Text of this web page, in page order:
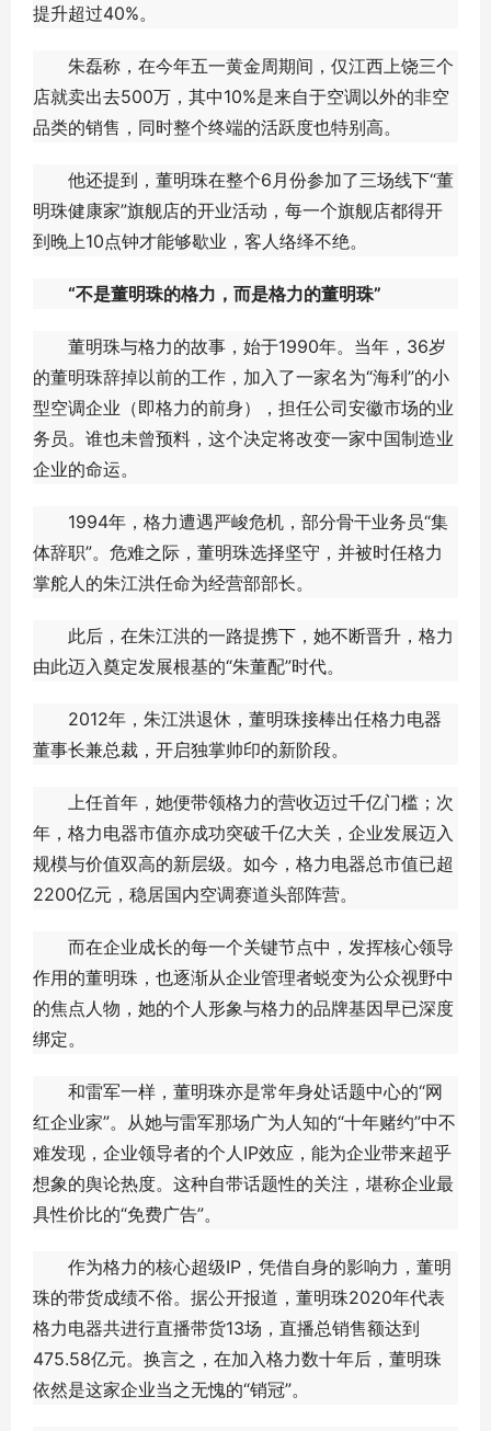
提升超过40%。
朱磊称，在今年五一黄金周期间，仅江西上饶三个
店就卖出去500万，其中10%是来自于空调以外的非空
品类的销售，同时整个终端的活跃度也特别高。
他还提到，董明珠在整个6月份参加了三场线下“董
明珠健康家”旗舰店的开业活动，每一个旗舰店都得开
到晚上10点钟才能够歇业，客人络绎不绝。
“不是董明珠的格力，而是格力的董明珠”
董明珠与格力的故事，始于1990年。当年，36岁
的董明珠辞掉以前的工作，加入了一家名为“海利”的小
型空调企业（即格力的前身），担任公司安徽市场的业
务员。谁也未曾预料，这个决定将改变一家中国制造业
企业的命运。
1994年，格力遭遇严峻危机，部分骨干业务员“集
体辞职”。危难之际，董明珠选择坚守，并被时任格力
掌舵人的朱江洪任命为经营部部长。
此后，在朱江洪的一路提携下，她不断晋升，格力
由此迈入奠定发展根基的“朱董配”时代。
2012年，朱江洪退休，董明珠接棒出任格力电器
董事长兼总裁，开启独掌帅印的新阶段。
上任首年，她便带领格力的营收迈过千亿门槛；次
年，格力电器市值亦成功突破千亿大关，企业发展迈入
规模与价值双高的新层级。如今，格力电器总市值已超
2200亿元，稳居国内空调赛道头部阵营。
而在企业成长的每一个关键节点中，发挥核心领导
作用的董明珠，也逐渐从企业管理者蜕变为公众视野中
的焦点人物，她的个人形象与格力的品牌基因早已深度
绑定。
和雷军一样，董明珠亦是常年身处话题中心的“网
红企业家”。从她与雷军那场广为人知的“十年赌约”中不
难发现，企业领导者的个人IP效应，能为企业带来超乎
想象的舆论热度。这种自带话题性的关注，堪称企业最
具性价比的“免费广告”。
作为格力的核心超级IP，凭借自身的影响力，董明
珠的带货成绩不俗。据公开报道，董明珠2020年代表
格力电器共进行直播带货13场，直播总销售额达到
475.58亿元。换言之，在加入格力数十年后，董明珠
依然是这家企业当之无愧的“销冠”。